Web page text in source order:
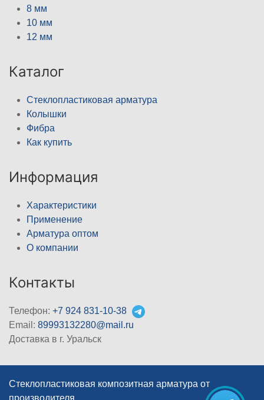
8 мм
10 мм
12 мм
Каталог
Стеклопластиковая арматура
Колышки
Фибра
Как купить
Информация
Характеристики
Применение
Арматура оптом
О компании
Контакты
Телефон: +7 924 831-10-38
Email: 89993132280@mail.ru
Доставка в г. Уральск
Стеклопластиковая композитная арматура от
производителя